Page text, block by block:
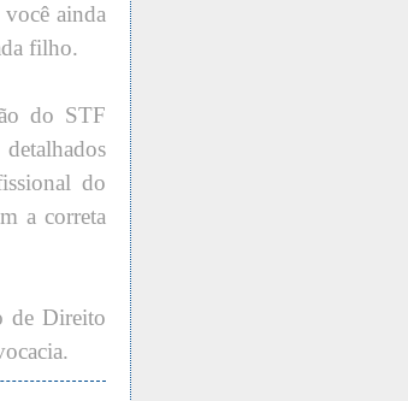
ainda
filho.
do STF
do
a correta
de Direito